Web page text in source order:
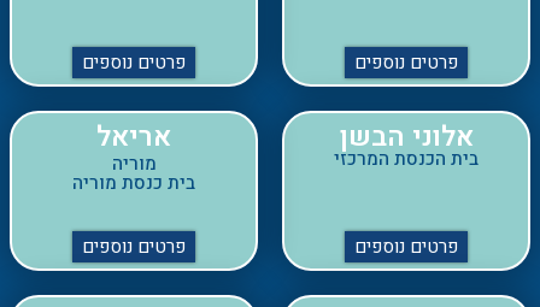
אלוני הבשן
בית הכנסת המרכזי
פרטים נוספים
אריאל
מוריה
פרטים נוספים
אריאל
רובע ב'
אריאל
רובע ה